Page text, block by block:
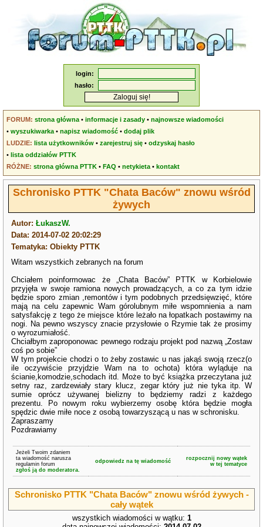
login:
hasło:
FORUM: strona główna •informacje i zasady •najnowsze wiadomości
•wyszukiwarka •napisz wiadomość •dodaj plik
LUDZIE: lista użytkowników •zarejestruj się •odzyskaj hasło
•lista oddziałów PTTK
RÓŻNE: strona główna PTTK •FAQ •netykieta •kontakt
Schronisko PTTK "Chata Baców" znowu wśród
żywych
Autor:ŁukaszW.
Data: 2014-07-02 20:02:29
Tematyka: Obiekty PTTK
Witam wszystkich zebranych na forum
Chciałem poinformowac że „Chata Baców” PTTK w Korbielowie
przyjęła w swoje ramiona nowych prowadzących, a co za tym idzie
będzie sporo zmian ,remontów i tym podobnych przedsięwzięć, które
mają na celu zapewnic Wam górolubnym miłe wspomnienia a nam
satysfakcję z tego że miejsce które leżało na łopatkach postawimy na
nogi. Na pewno wszyscy znacie przysłowie o Rzymie tak że prosimy
o wyrozumiałość.
Chciałbym zaproponowac pewnego rodzaju projekt pod nazwą „Zostaw
coś po sobie”
W tym projekcie chodzi o to żeby zostawic u nas jakąś swoją rzecz(o
ile oczywiście przyjdzie Wam na to ochota) która wyląduje na
ścianie,komodzie,schodach itd. Może to być książka przeczytana już
setny raz, zardzewiały stary klucz, zegar który już nie tyka itp. W
sumie oprócz używanej bielizny to będziemy radzi z każdego
prezentu. Po nowym roku wybierzemy osobę która będzie mogła
spędzic dwie miłe noce z osobą towarzyszącą u nas w schronisku.
Zapraszamy
Pozdrawiamy
Jeżeli Twoim zdaniem
ta wiadomość narusza
regulamin forum
zgłoś ją do moderatora.
odpowiedz na tę wiadomość
rozpocznij nowy wątek
w tej tematyce
Schronisko PTTK "Chata Baców" znowu wśród żywych -
cały wątek
wszystkich wiadomości w wątku: 1